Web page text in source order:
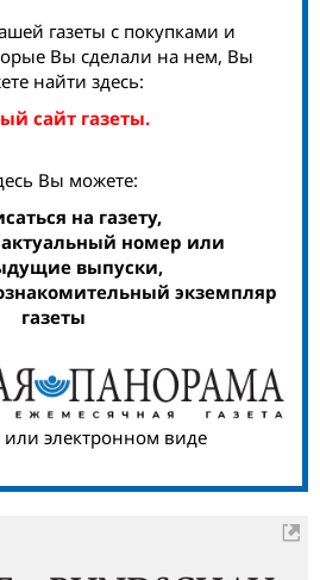
газеты с покупками и
Вы сделали на нем, Вы
найти здесь:
сайт газеты.
Вы можете:
на газету,
номер или
выпуски,
экземпляр
газеты
или электронном виде